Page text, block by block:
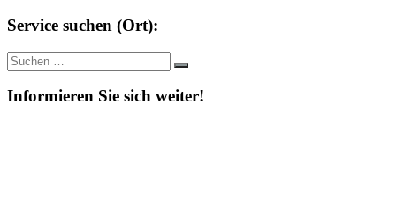
Service suchen (Ort):
Suche
nach:
Suchen
Informieren Sie sich weiter!